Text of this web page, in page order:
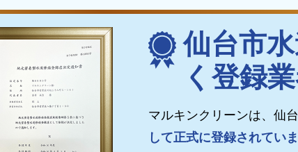
仙台市
く登録
マルキンクリーンは、仙
して正式に登録されていま